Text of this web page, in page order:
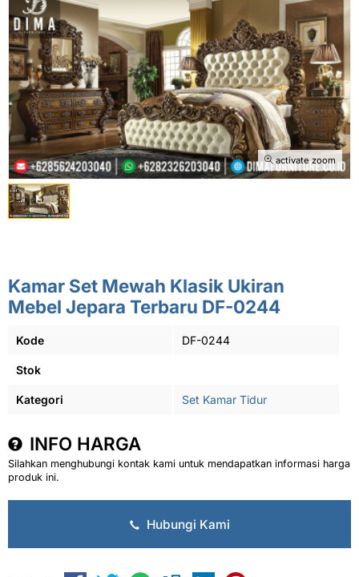
activate zoom
Kamar Set Mewah Klasik Ukiran
Mebel Jepara Terbaru DF-0244
Kode DF-0244
Stok
Kategori Set Kamar Tidur
INFO HARGA
Silahkan menghubungi kontak kami untuk mendapatkan informasi harga
produk ini.
Hubungi Kami